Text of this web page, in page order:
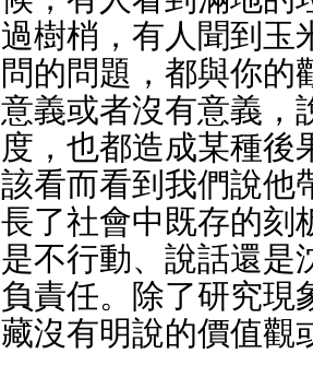
過樹梢，有人聞到玉
問的問題，都與你的
意義或者沒有意義，
度，也都造成某種後
該看而看到我們說他
長了社會中既存的刻
是不行動、說話還是
負責任。除了研究現
藏沒有明說的價值觀